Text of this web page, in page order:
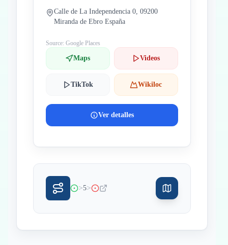
Calle de La Independencia 0, 09200
Miranda de Ebro España
Source: Google Places
Maps Videos
TikTok Wikiloc
Ver detalles
>5>